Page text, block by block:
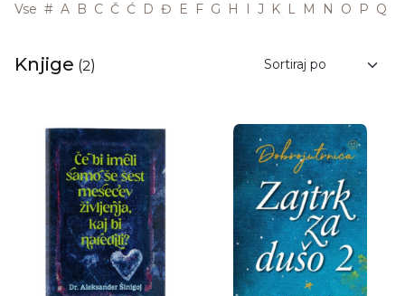
Vse # A B C Č Ć D Đ E F G H I J K L M N O P Q
Knjige (2)